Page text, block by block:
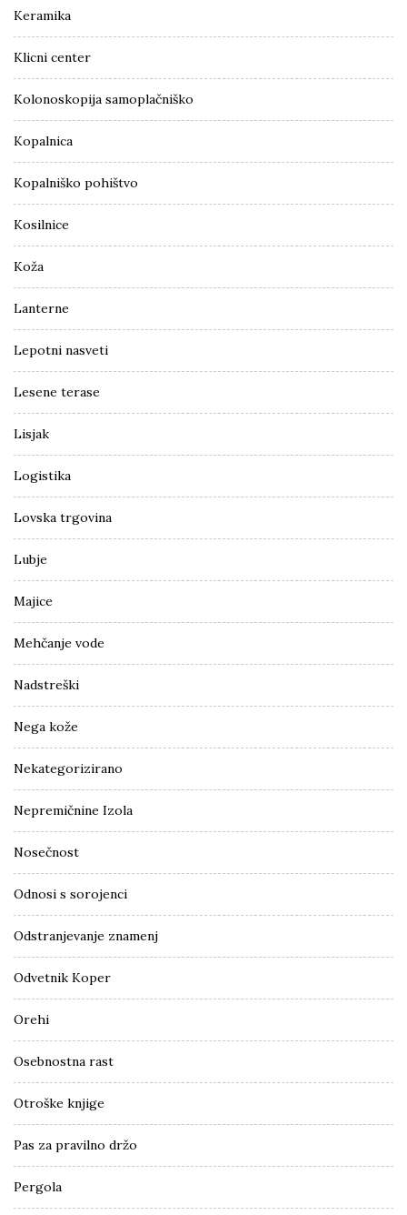
Keramika
Klicni center
Kolonoskopija samoplačniško
Kopalnica
Kopalniško pohištvo
Kosilnice
Koža
Lanterne
Lepotni nasveti
Lesene terase
Lisjak
Logistika
Lovska trgovina
Lubje
Majice
Mehčanje vode
Nadstreški
Nega kože
Nekategorizirano
Nepremičnine Izola
Nosečnost
Odnosi s sorojenci
Odstranjevanje znamenj
Odvetnik Koper
Orehi
Osebnostna rast
Otroške knjige
Pas za pravilno držo
Pergola